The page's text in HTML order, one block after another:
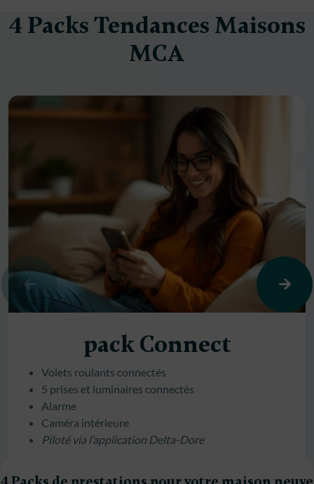
4 Packs Tendances Maisons
MCA
pack Connect
Volets roulants connectés
5 prises et luminaires connectés
Alarme
Caméra intérieure
Piloté via l’application Delta-Dore